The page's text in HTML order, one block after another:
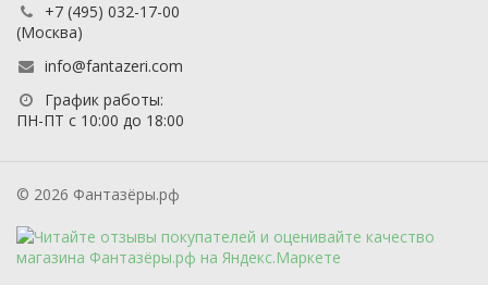
+7 (495) 032-17-00
(Москва)
info@fantazeri.com
График работы:
ПН-ПТ с 10:00 до 18:00
© 2026 Фантазёры.рф